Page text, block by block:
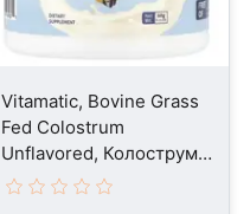
Vitamatic, Bovine Grass
Fed Colostrum
Unflavored, Колострум,
60 г